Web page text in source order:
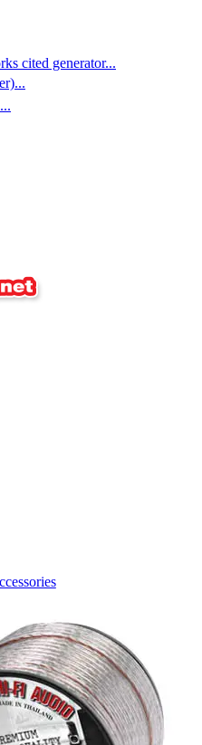
cited generator...